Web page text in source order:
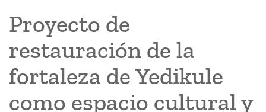
Proyecto de
restauración de la
fortaleza de Yedikule
como espacio cultural y